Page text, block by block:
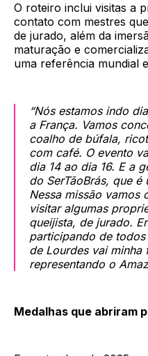
O roteiro inclui visitas a
contato com mestres
de jurado, além da
maturação e
uma referência mundial
“Nós estamos indo
a França. Vamos
coalho de búfala,
com café. O evento
dia 14 ao dia 16. E a
do SerTãoBrás, que
Nessa missão vamos
visitar algumas
queijista, de jurado.
participando de todos
de Lourdes vai minha
representando o
Medalhas que abriram